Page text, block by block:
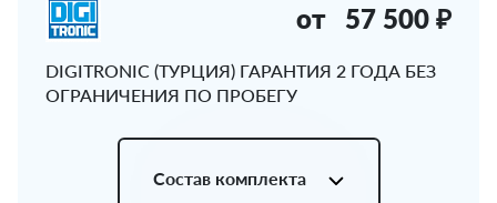
DIGITRONIC (ТУРЦИЯ) ГАРАНТИЯ 2 ГОДА БЕЗ
ОГРАНИЧЕНИЯ ПО ПРОБЕГУ
от 57 500 ₽
Состав комплекта